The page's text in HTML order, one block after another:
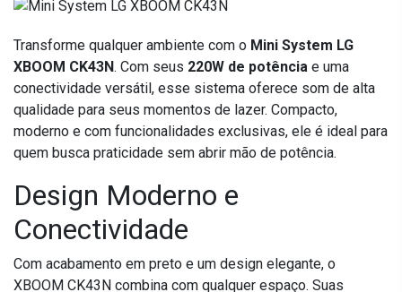
Transforme qualquer ambiente com o Mini System LG
XBOOM CK43N. Com seus 220W de potência e uma
conectividade versátil, esse sistema oferece som de alta
qualidade para seus momentos de lazer. Compacto,
moderno e com funcionalidades exclusivas, ele é ideal para
quem busca praticidade sem abrir mão de potência.
Design Moderno e
Conectividade
Com acabamento em preto e um design elegante, o
XBOOM CK43N combina com qualquer espaço. Suas